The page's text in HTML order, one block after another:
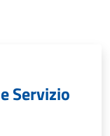
Servizio